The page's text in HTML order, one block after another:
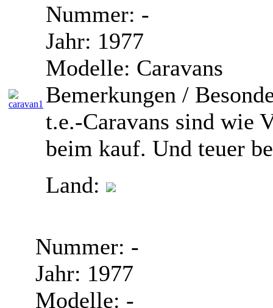
Nummer: -
Jahr: 1977
Modelle: Caravans
Bemerkungen /
t.e.-Caravans sind wie
beim kauf. Und teuer
Land:
Nummer: -
Jahr: 1977
Modelle: -